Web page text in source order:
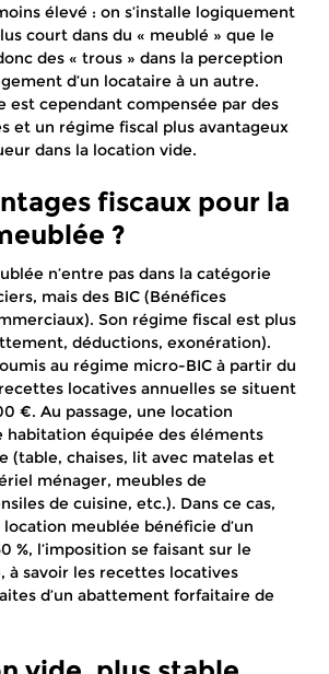
élevé : on s’installe logiquement
court dans du « meublé » que le
des « trous » dans la perception
d’un locataire à un autre.
est cependant compensée par des
et un régime fiscal plus avantageux
dans la location vide.
fiscaux pour la
?
n’entre pas dans la catégorie
mais des BIC (Bénéfices
Son régime fiscal est plus
déductions, exonération).
au régime micro-BIC à partir du
locatives annuelles se situent
€. Au passage, une location
habitation équipée des éléments
(table, chaises, lit avec matelas et
ménager, meubles de
de cuisine, etc.). Dans ce cas,
meublée bénéficie d’un
%, l’imposition se faisant sur le
à savoir les recettes locatives
d’un abattement forfaitaire de